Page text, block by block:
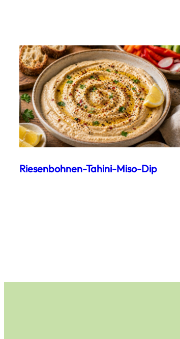
Riesenbohnen-Tahini-Miso-Dip